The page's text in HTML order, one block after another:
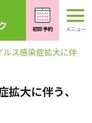
ルス感染症拡大に伴
大に伴う、